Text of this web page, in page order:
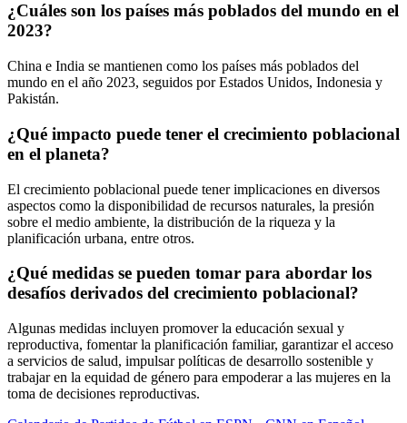
¿Cuáles son los países más poblados del mundo en el
2023?
China e India se mantienen como los países más poblados del
mundo en el año 2023, seguidos por Estados Unidos, Indonesia y
Pakistán.
¿Qué impacto puede tener el crecimiento poblacional
en el planeta?
El crecimiento poblacional puede tener implicaciones en diversos
aspectos como la disponibilidad de recursos naturales, la presión
sobre el medio ambiente, la distribución de la riqueza y la
planificación urbana, entre otros.
¿Qué medidas se pueden tomar para abordar los
desafíos derivados del crecimiento poblacional?
Algunas medidas incluyen promover la educación sexual y
reproductiva, fomentar la planificación familiar, garantizar el acceso
a servicios de salud, impulsar políticas de desarrollo sostenible y
trabajar en la equidad de género para empoderar a las mujeres en la
toma de decisiones reproductivas.